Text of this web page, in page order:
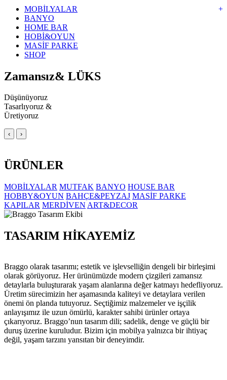
MOBİLYALAR
+
BANYO
HOME BAR
HOBİ&OYUN
MASİF PARKE
SHOP
Zamansız& LÜKS
Düşünüyoruz
Tasarlıyoruz &
Üretiyoruz
‹ ›
ÜRÜNLER
MOBİLYALAR MUTFAK BANYO HOUSE BAR
HOBBY&OYUN BAHÇE&PEYZAJ MASİF PARKE
KAPILAR MERDİVEN ART&DECOR
TASARIM HİKAYEMİZ
Braggo olarak tasarımı; estetik ve işlevselliğin dengeli bir birleşimi
olarak görüyoruz. Her ürünümüzde modern çizgileri zamansız
detaylarla buluşturarak yaşam alanlarına değer katmayı hedefliyoruz.
Üretim sürecimizin her aşamasında kaliteyi ve detaylara verilen
önemi ön planda tutuyoruz. Seçtiğimiz malzemeler ve işçilik
anlayışımız ile uzun ömürlü, karakter sahibi ürünler ortaya
çıkarıyoruz. Braggo’nun tasarım dili; sadelik, denge ve güçlü bir
duruş üzerine kuruludur. Bizim için mobilya yalnızca bir ihtiyaç
değil, yaşam tarzını yansıtan bir deneyimdir.